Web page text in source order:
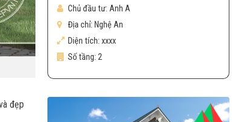
đẹp
Chủ đầu tư: Anh A
Địa chỉ: Nghệ An
Diện tích: xxxx
Số tầng: 2